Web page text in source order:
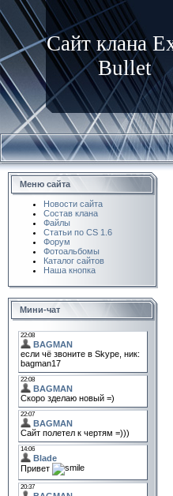
Сайт клана
Bullet
Меню сайта
Новости сайта
Состав клана
Файлы
Статьи по CS 1.6
Форум
Фотоальбомы
Каталог сайтов
Наша кнопка
Мини-чат